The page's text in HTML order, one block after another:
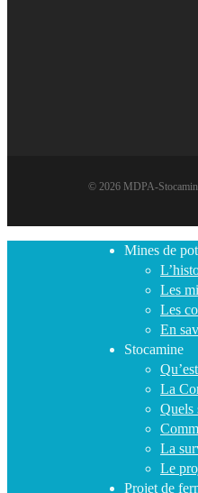
© 2026 MDPA-
Mines de
Les
Les
En
Stocamine
La
Quels
La
Le
Projet de